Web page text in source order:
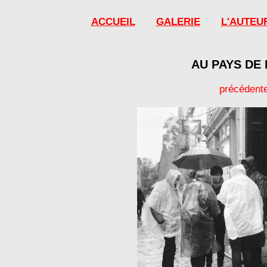
ACCUEIL GALERIE
AU PAYS DE